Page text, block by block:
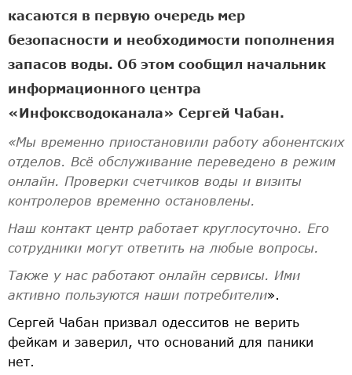
касаются в первую очередь мер
безопасности и необходимости пополнения
запасов воды. Об этом сообщил начальник
информационного центра
«Инфоксводоканала» Сергей Чабан.
«Мы временно приостановили работу абонентских
отделов. Всё обслуживание переведено в режим
онлайн. Проверки счетчиков воды и визиты
контролеров временно остановлены.
Наш контакт центр работает круглосуточно. Его
сотрудники могут ответить на любые вопросы.
Также у нас работают онлайн сервисы. Ими
активно пользуются наши потребители».
Сергей Чабан призвал одесситов не верить
фейкам и заверил, что оснований для паники
нет.